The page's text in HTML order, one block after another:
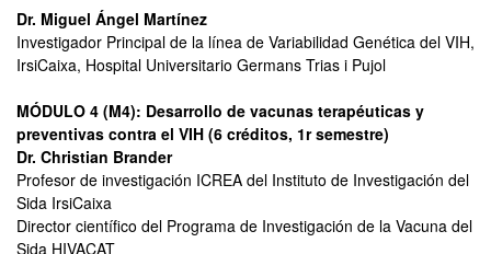
Dr. Miguel Ángel Martínez
Investigador Principal de la línea de Variabilidad Genética del VIH,
IrsiCaixa, Hospital Universitario Germans Trias i Pujol
MÓDULO 4 (M4): Desarrollo de vacunas terapéuticas y
preventivas contra el VIH (6 créditos, 1r semestre)
Dr. Christian Brander
Profesor de investigación ICREA del Instituto de Investigación del
Sida IrsiCaixa
Director científico del Programa de Investigación de la Vacuna del
Sida HIVACAT